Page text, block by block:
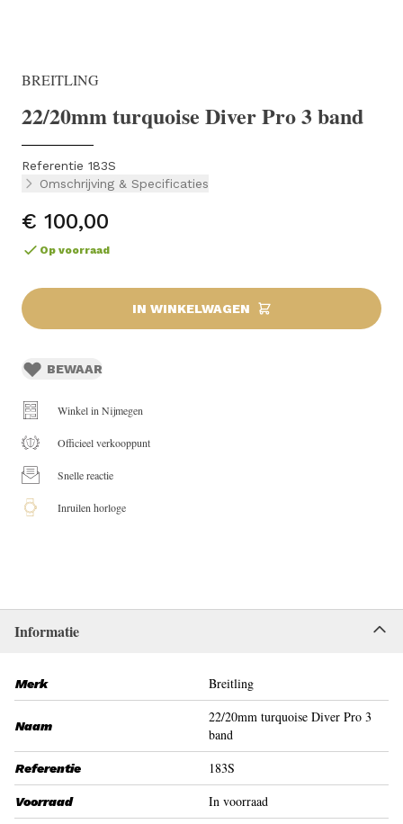
BREITLING
22/20mm turquoise Diver Pro 3 band
Referentie 183S
Omschrijving & Specificaties
€ 100,00
Op voorraad
IN WINKELWAGEN
BEWAAR
Winkel in Nijmegen
Officieel verkooppunt
Snelle reactie
Inruilen horloge
Informatie
Merk Breitling
Naam
22/20mm turquoise Diver Pro 3
band
Referentie 183S
Voorraad In voorraad